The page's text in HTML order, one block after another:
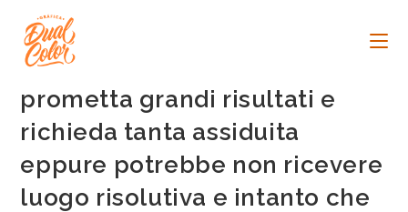
contenido
prometta grandi risultati e
richieda tanta assiduita
eppure potrebbe non ricevere
luogo risolutiva e intanto che